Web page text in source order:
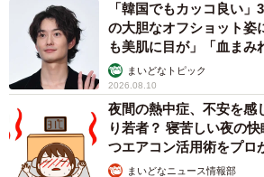
▽Xアカウント
https://x.com/gangi_man
▽YouTubeチャンネル「ユニークコウ
www.youtube.com/@unique-kousaku
「韓国でもカッコ良い
の大胆なオフショット
も美肌に目が」「血まみ
っこいい」
まいどなトピック
2026.08.10
夜間の熱中症、不安を感
り若者？ 寝苦しい夜の
つエアコン活用術をプロ
まいどなニュース情報部